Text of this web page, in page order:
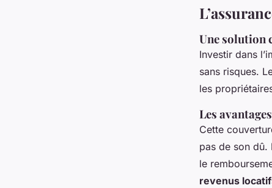
Une solution
Investir dans
sans risques.
les
Les
Cette
pas de son dû.
le
revenus